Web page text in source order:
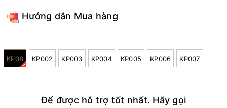
Hướng dẫn Mua hàng
KP08 KP002 KP003 KP004 KP005 KP006 KP007
Để được hỗ trợ tốt nhất. Hãy gọi